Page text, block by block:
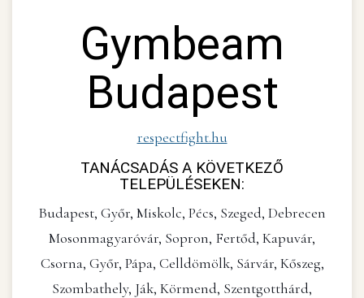
Gymbeam
Budapest
respectfight.hu
TANÁCSADÁS A KÖVETKEZŐ
TELEPÜLÉSEKEN:
Budapest, Győr, Miskolc, Pécs, Szeged, Debrecen
Mosonmagyaróvár, Sopron, Fertőd, Kapuvár,
Csorna, Győr, Pápa, Celldömölk, Sárvár, Kőszeg,
Szombathely, Ják, Körmend, Szentgotthárd,